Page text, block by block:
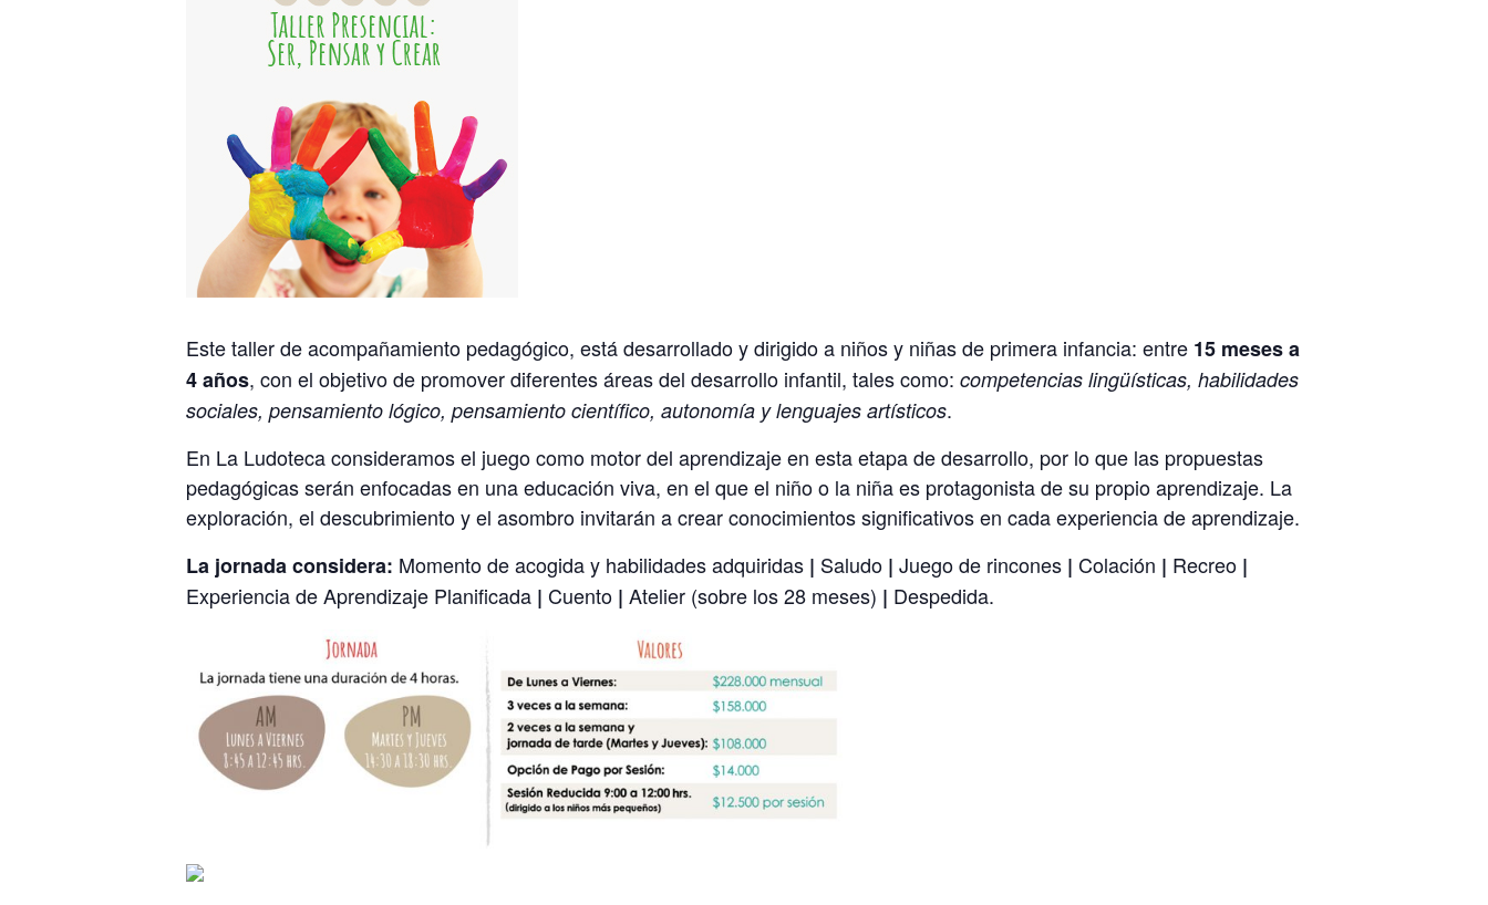
Este taller de acompañamiento pedagógico, está desarrollado y dirigido a niños y niñas de primera infancia: entre 15 meses a
4 años, con el objetivo de promover diferentes áreas del desarrollo infantil, tales como: competencias lingüísticas, habilidades
sociales, pensamiento lógico, pensamiento científico, autonomía y lenguajes artísticos.
En La Ludoteca consideramos el juego como motor del aprendizaje en esta etapa de desarrollo, por lo que las propuestas
pedagógicasserán enfocadas en una educación viva, en el que el niño o la niña es protagonista de su propio aprendizaje. La
exploración, el descubrimiento y el asombro invitarán acrearconocimientos significativos en cada experiencia de aprendizaje.
La jornada considera: Momento de acogida y habilidades adquiridas | Saludo | Juego de rincones | Colación | Recreo |
Experiencia de Aprendizaje Planificada | Cuento | Atelier (sobre los 28 meses) | Despedida.